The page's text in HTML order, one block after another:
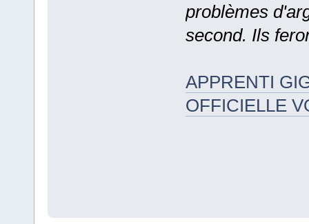
problèmes
second. Ils
APPRENTI
OFFICIELLE